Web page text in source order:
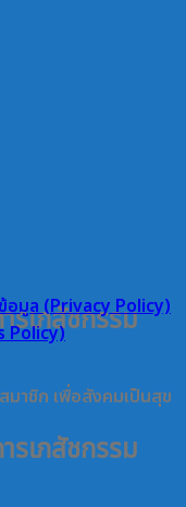
เภสัชกรรม
าชิก เพื่อสังคมเป็นสุข
เภสัชกรรม
อมูล (Privacy Policy)
Policy)